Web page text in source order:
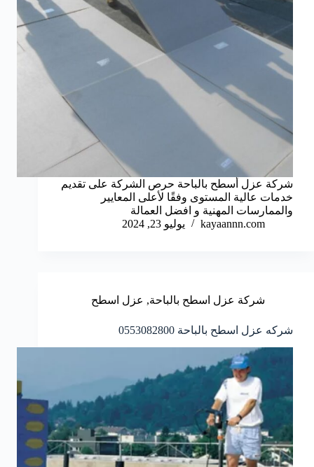
شركة عزل أسطح بالباحة حرص الشركة على تقديم
خدمات عالية المستوى وفقًا لأعلى المعايير
والممارسات المهنية و افضل العمالة
kayaannn.com
يوليو 23, 2024
شركة عزل اسطح بالباحة, عزل اسطح
شركه عزل اسطح بالباحة 0553082800